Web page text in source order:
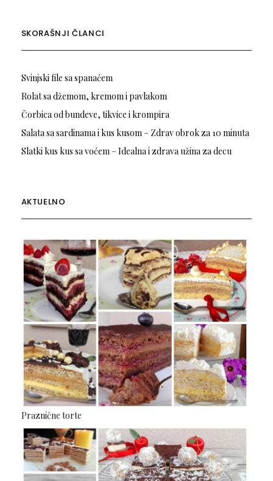
SKORAŠNJI ČLANCI
Svinjski file sa spanaćem
Rolat sa džemom, kremom i pavlakom
Čorbica od bundeve, tikvice i krompira
Salata sa sardinama i kus kusom – Zdrav obrok za 10 minuta
Slatki kus kus sa voćem – Idealna i zdrava užina za decu
AKTUELNO
Praznične torte